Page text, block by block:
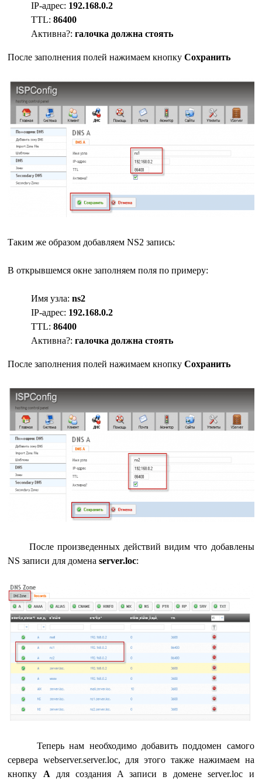
IP-адрес: 192.168.0.2
TTL:86400
Активна?:галочка должна стоять
После заполнения полей нажимаем кнопкуСохранить
Таким же образом добавляем NS2 запись:
В открывшемся окне заполняем поля по примеру:
Имя узла:ns2
IP-адрес: 192.168.0.2
TTL:86400
Активна?:галочка должна стоять
После заполнения полей нажимаем кнопкуСохранить
После произведенных действий видим что добавлены
NS записи для доменаserver.loc:
Теперь нам необходимо добавить поддомен самого
сервера webserver.server.loc, для этого также нажимаем на
кнопку A для создания A записи в домене server.loc и